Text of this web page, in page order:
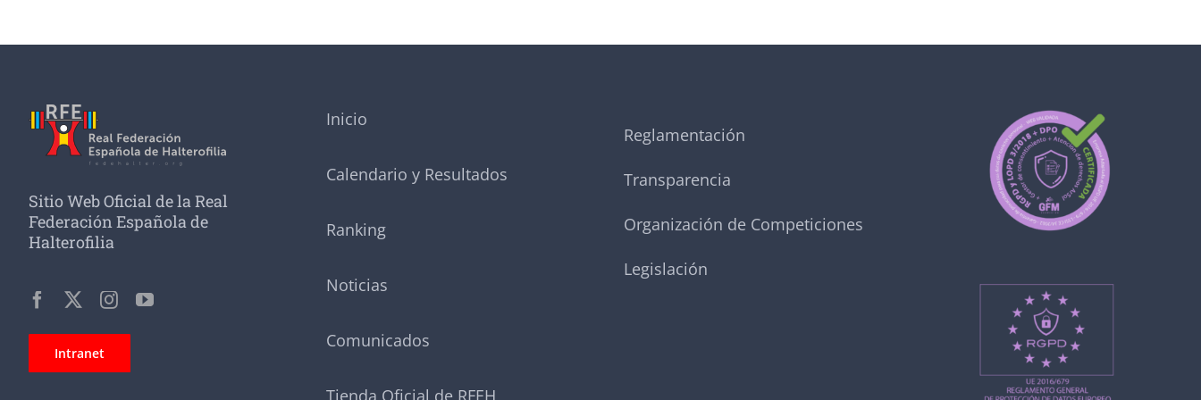
Sitio Web Oficial de la Real
Federación Española de
Halterofilia
Intranet
Inicio
Calendario y Resultados
Ranking
Noticias
Comunicados
Tienda Oficial de RFEH
Reglamentación
Transparencia
Organización de Competiciones
Legislación